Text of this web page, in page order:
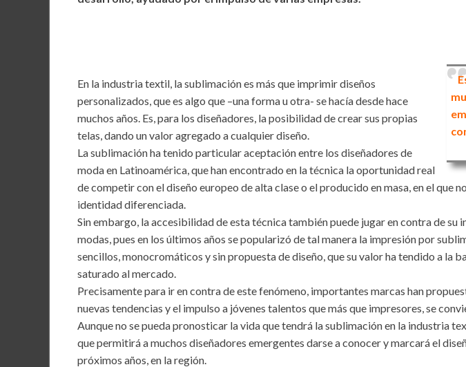
k
er
s
p
dI
En la industria textil, la sublimación es más que imprimir diseños
personalizados, que es algo que –una forma u otra- se hacía desde hace
muchos años. Es, para los diseñadores, la posibilidad de crear sus propias
telas, dando un valor agregado a cualquier diseño.
La sublimación ha tenido particular aceptación entre los diseñadores de
moda en Latinoamérica, que han encontrado en la técnica la oportunidad real
de competir con el diseño europeo de alta clase o el producido en masa, en el que
identidad diferenciada.
Sin embargo, la accesibilidad de esta técnica también puede jugar en contra de su
modas, pues en los últimos años se popularizó de tal manera la impresión por
sencillos, monocromáticos y sin propuesta de diseño, que su valor ha tendido a la
saturado al mercado.
Precisamente para ir en contra de este fenómeno, importantes marcas han
nuevas tendencias y el impulso a jóvenes talentos que más que impresores, se
Aunque no se pueda pronosticar la vida que tendrá la sublimación en la industria
que permitirá a muchos diseñadores emergentes darse a conocer y marcará el
próximos años, en la región.